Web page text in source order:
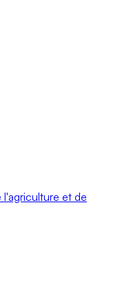
l'agriculture et de